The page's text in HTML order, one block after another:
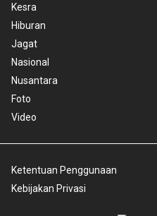
Kesra
Hiburan
Jagat
Nasional
Nusantara
Foto
Video
Ketentuan Penggunaan
Kebijakan Privasi